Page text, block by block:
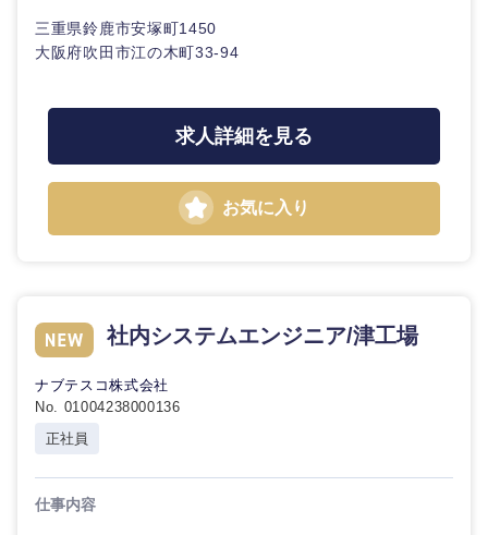
三重県鈴鹿市安塚町1450
大阪府吹田市江の木町33-94
求人詳細を見る
お気に入り
社内システムエンジニア/津工場
ナブテスコ株式会社
No. 01004238000136
正社員
仕事内容